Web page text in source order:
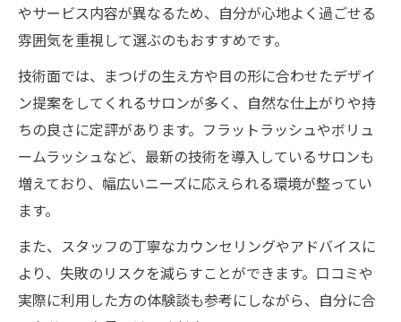
やサービス内容が異なるため、自分が心地よく過ごせる
雰囲気を重視して選ぶのもおすすめです。
技術面では、まつげの生え方や目の形に合わせたデザイ
ン提案をしてくれるサロンが多く、自然な仕上がりや持
ちの良さに定評があります。フラットラッシュやボリュ
ームラッシュなど、最新の技術を導入しているサロンも
増えており、幅広いニーズに応えられる環境が整ってい
ます。
また、スタッフの丁寧なカウンセリングやアドバイスに
より、失敗のリスクを減らすことができます。口コミや
実際に利用した方の体験談も参考にしながら、自分に合